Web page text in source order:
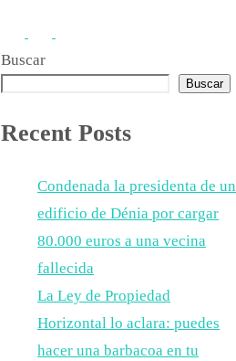
Buscar
Buscar
Recent Posts
Condenada la presidenta de un
edificio de Dénia por cargar
80.000 euros a una vecina
fallecida
La Ley de Propiedad
Horizontal lo aclara: puedes
hacer una barbacoa en tu